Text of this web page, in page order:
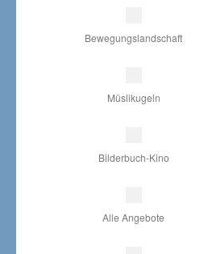
Bewegungslandschaft
Müslikugeln
Bilderbuch-Kino
Alle Angebote